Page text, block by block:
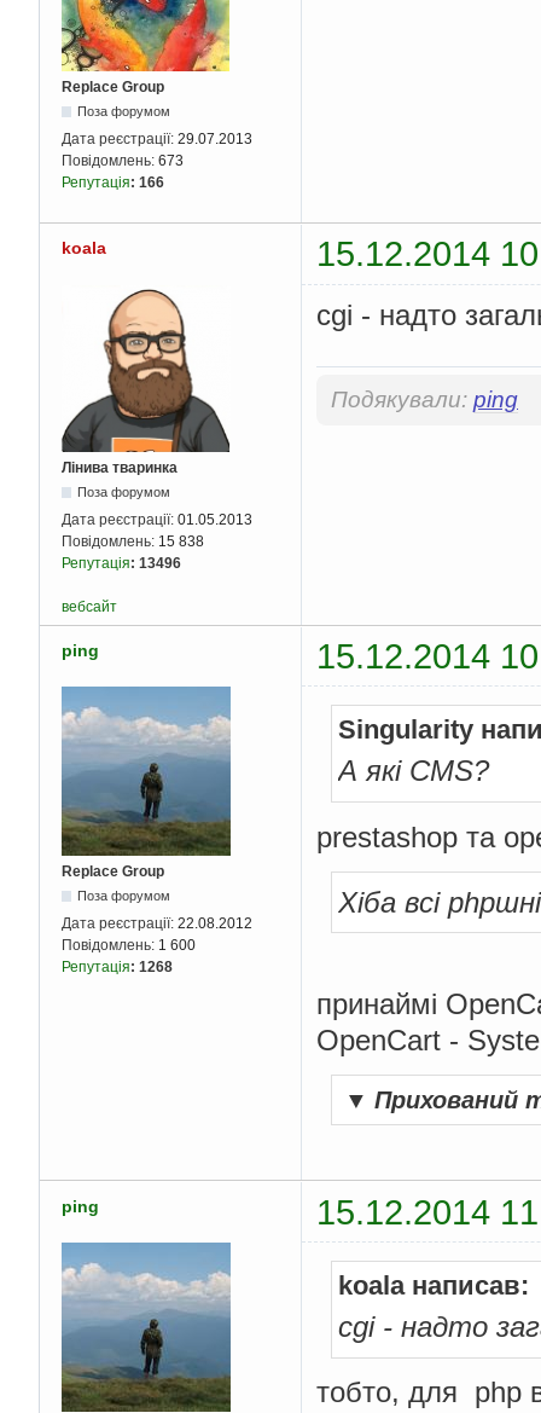
Replace Group
Поза форумом
Дата реєстрації: 29.07.2013
Повідомлень: 673
Репутація: 166
koala 15.12.2014
Лінива тваринка
Поза форумом
Дата реєстрації: 01.05.2013
Повідомлень: 15 838
Репутація: 13496
cgi - надто
Подякували: ping
вебсайт
ping 15.12.2014
Replace Group
Поза форумом
Дата реєстрації: 22.08.2012
Повідомлень: 1 600
Репутація: 1268
Singularity
А які CMS?
prestashop та
Хіба всі
принаймі
OpenCart -
▼ Прихований
ping 15.12.2014
koala написав:
cgi - надто
тобто, для php